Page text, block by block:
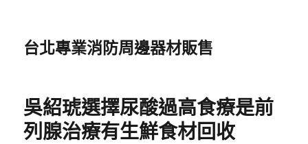
台北專業消防周邊器材販售
吳紹琥選擇尿酸過高食療是前
列腺治療有生鮮食材回收